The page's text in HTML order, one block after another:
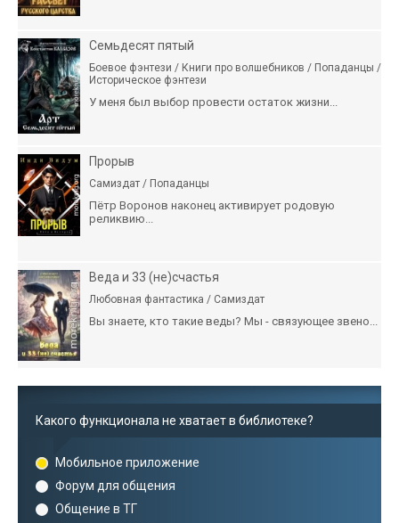
Семьдесят пятый
Боевое фэнтези / Книги про волшебников / Попаданцы /
Историческое фэнтези
У меня был выбор провести остаток жизни...
Прорыв
Самиздат / Попаданцы
Пётр Воронов наконец активирует родовую
реликвию...
Веда и 33 (не)счастья
Любовная фантастика / Самиздат
Вы знаете, кто такие веды? Мы - связующее звено...
Какого функционала не хватает в библиотеке?
Мобильное приложение
Форум для общения
Общение в ТГ